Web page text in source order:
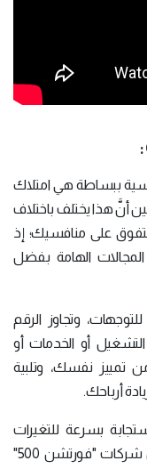
ببساطة هي امتلاك
أنَّ هذا يختلف باختلاف
على منافسيك؛ إذ
الهامة بفضل
وتجاوز الرقم
أو الخدمات أو
تمييز نفسك، وتلبية
أرباحك.
بسرعة للتغيرات
والتحديات الخارجية، فاعلم أنَّ 12% فقط من شركات "فورتشن 500"